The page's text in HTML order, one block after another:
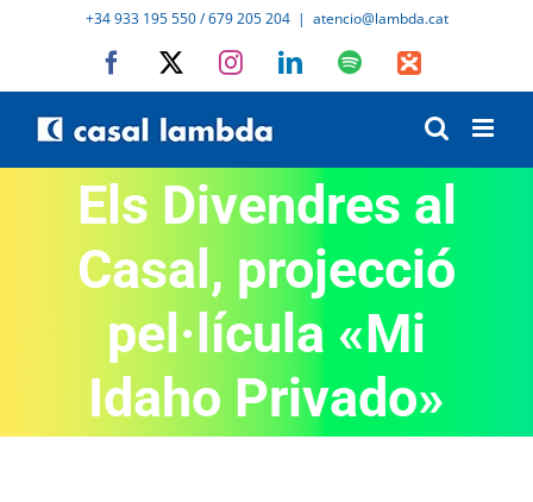
+34 933 195 550 / 679 205 204 | atencio@lambda.cat
Facebook InstagramLinkedInSpotifyIVoox
Els Divendres al
Casal, projecció
pel·lícula «Mi
Idaho Privado»